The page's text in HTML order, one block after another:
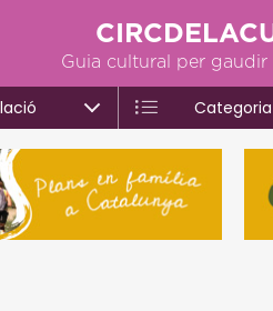
Guia cultural per
Categoria